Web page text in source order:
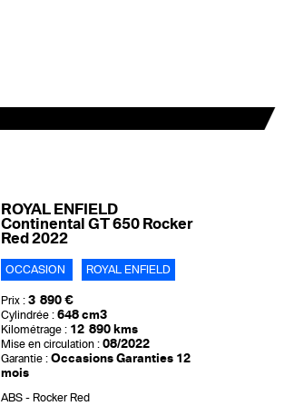
ROYAL ENFIELD
Continental GT 650 Rocker
Red 2022
OCCASION ROYAL ENFIELD
Prix : 3 890 €
Cylindrée : 648 cm3
Kilométrage : 12 890 kms
Mise en circulation : 08/2022
Garantie : Occasions Garanties 12
mois
ABS
Rocker Red